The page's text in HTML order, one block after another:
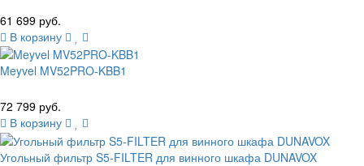
61 699 руб.
В корзину
Meyvel MV52PRO-KBB1
72 799 руб.
В корзину
Угольный фильтр S5-FILTER для винного шкафа DUNAVOX